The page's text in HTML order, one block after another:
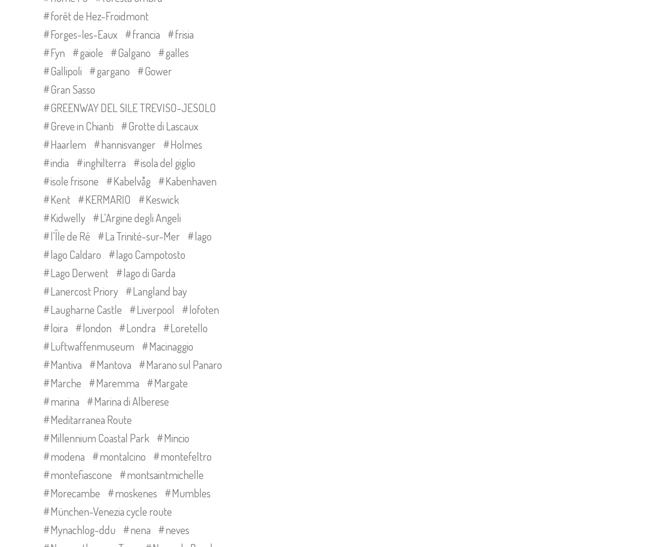
forêt de Hez-Froidmont
Forges-les-Eaux
francia
frisia
Fyn
gaiole Galgano
galles
Gallipoli
gargano
Gower
Gran Sasso
GREENWAY DEL SILE TREVISO-JESOLO
Greve in Chianti
Grotte di Lascaux
Haarlem
hannisvanger
Holmes
india
inghilterra
isola del giglio
isole frisone
Kabelvåg
Kabenhaven
Kent
KERMARIO
Keswick
Kidwelly
L’Argine degli Angeli
l’Île de Ré
La Trinité-sur-Mer
lago
lago Caldaro
lago Campotosto
Lago Derwent
lago di Garda
Lanercost Priory
Langland bay
Laugharne Castle
Liverpool
lofoten
loira
london Londra
Loretello
Luftwaffenmuseum
Macinaggio
Mantiva
Mantova
Marano sul Panaro
Marche
Maremma
Margate
marina
Marina di Alberese
Meditarranea Route
Millennium Coastal Park
Mincio
modena
montalcino
montefeltro
montefiascone
montsaintmichelle
Morecambe
moskenes
Mumbles
München-Venezia cycle route
Mynachlog-ddu
nena
neves